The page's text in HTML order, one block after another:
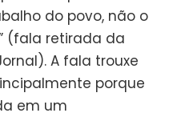
do povo, não o
(fala retirada da
A fala trouxe
porque
em um